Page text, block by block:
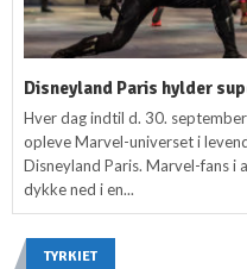
Disneyland Paris hylder
Hver dag indtil d. 30.
opleve Marvel-universet i
Disneyland Paris. Marvel-fans i
dykke ned i en...
TYRKIET